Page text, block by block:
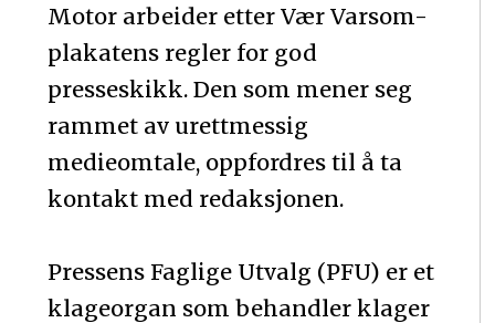
Motor arbeider etter Vær Varsom-
plakatens regler for god
presseskikk. Den som mener seg
rammet av urettmessig
medieomtale, oppfordres til å ta
kontakt med redaksjonen.
Pressens Faglige Utvalg (PFU) er et
klageorgan som behandler klager